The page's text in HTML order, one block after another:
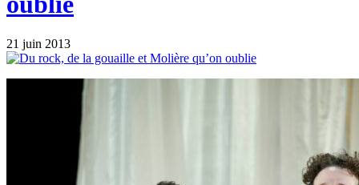
21 juin 2013